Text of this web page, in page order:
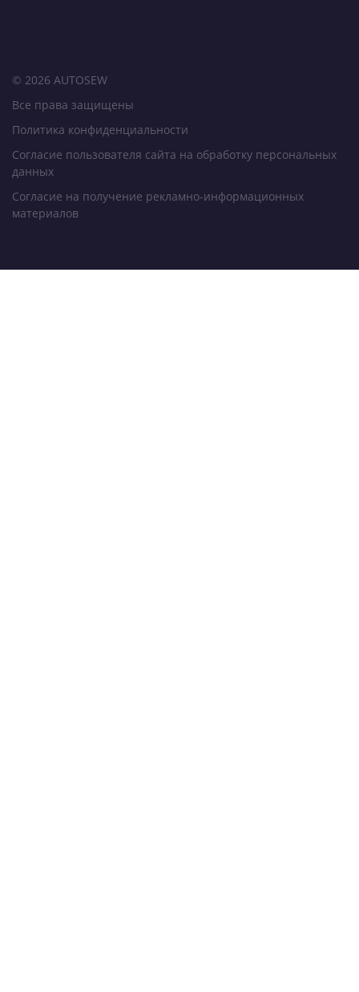
© 2026 AUTOSEW
Все права защищены
Политика конфиденциальности
Согласие пользователя сайта на обработку персональных
данных
Согласие на получение рекламно-информационных
материалов